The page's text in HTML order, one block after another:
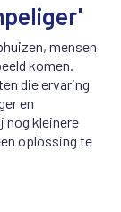
mensen
komen.
die ervaring
en
nog kleinere
oplossing te